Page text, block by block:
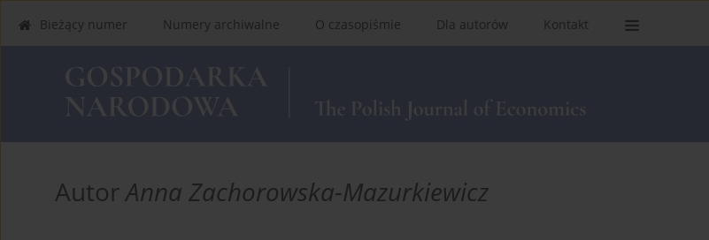
Bieżący numer Numery archiwalne O czasopiśmie Dla autorów Kontakt
AutorAnna Zachorowska-Mazurkiewicz